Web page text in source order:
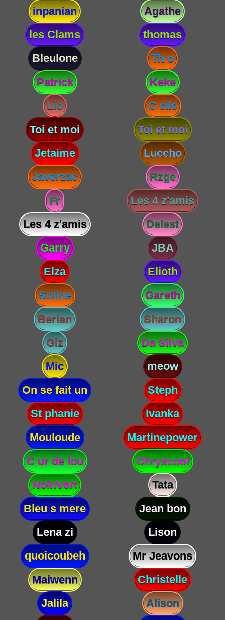
inpanian
Agathe
les Clams
thomas
Bleulone
Th o
Patrick
Keke
Lio
C cile
Toi et moi
Toi et moi
Jetaime
Luccho
Javerzac
Rzge
Fr
Les 4 z'amis
Les 4 z'amis
Delest
Garry
JBA
Elza
Elioth
Soline
Gareth
Berian
Sharon
Giz
Da Silva
Mic
meow
On se fait un
Steph
St phanie
Ivanka
Mouloude
Martinepower
C ur de lou
Chryscool
Noir/vert
Tata
Bleu s mere
Jean bon
Lena zi
Lison
quoicoubeh
Mr Jeavons
Maiwenn
Christelle
Jalila
Alison